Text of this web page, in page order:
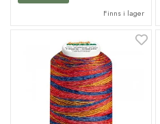
Finns i lager